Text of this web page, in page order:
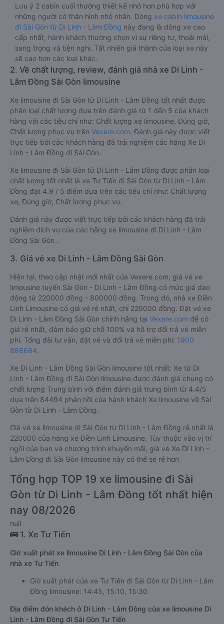
Lưu ý 2 cabin cuối thường thiết kế nhỏ hơn phù hợp với
những người có thân hình nhỏ nhắn. Dòng xe cabin limousine
đi Sài Gòn từ Di Linh - Lâm Đồng này đang là dòng xe cao
cấp nhất, hành khách thường chọn vì sự riêng tư, thoải mái,
sang trọng và tiện nghi. Tất nhiên giá thành của loại xe này
sẽ cao hơn các loại khác.
2. Về chất lượng, review, đánh giá nhà xe Di Linh -
Lâm Đồng Sài Gòn limousine
Xe limousine đi Sài Gòn từ Di Linh - Lâm Đồng tốt nhất được
phân loại chất lượng dựa trên đánh giá từ 1 đến 5 của khách
hàng với các tiêu chí như: Chất lượng xe limousine, Đúng giờ,
Chất lượng phục vụ trên Vexere.com. Đánh giá này được viết
trực tiếp bởi các khách hàng đã trải nghiệm các hãng Xe Di
Linh - Lâm Đồng đi Sài Gòn.
Xe limousine đi Sài Gòn từ Di Linh - Lâm Đồng được phân loại
chất lượng tốt nhất là xe Tư Tiến đi Sài Gòn từ Di Linh - Lâm
Đồng đạt 4.9 / 5 điểm dựa trên các tiêu chí như: Chất lượng
xe, Đúng giờ, Chất lượng phục vụ.
Đánh giá này được viết trực tiếp bởi các khách hàng đã trải
nghiệm dịch vụ của các hãng xe limousine đi Di Linh - Lâm
Đồng Sài Gòn .
3. Giá vé xe Di Linh - Lâm Đồng Sài Gòn
Hiện tại, theo cập nhật mới nhất của Vexere.com, giá vé xe
limousine tuyến Sài Gòn - Di Linh - Lâm Đồng có mức giá dao
động từ 220000 đồng - 800000 đồng. Trong đó, nhà xe Điền
Linh Limousine có giá vé rẻ nhất, chỉ 220000 đồng. Đặt vé xe
Di Linh - Lâm Đồng Sài Gòn chính hãng tại Vexere.com để có
giá rẻ nhất, đảm bảo giữ chỗ 100% và hỗ trợ đổi trả vé miễn
phí. Tổng đài tư vấn, đặt vé và đổi trả vé miễn phí: 1900
888684.
Xe Di Linh - Lâm Đồng Sài Gòn limousine tốt nhất: Xe từ Di
Linh - Lâm Đồng đi Sài Gòn limousine được đánh giá chung có
chất lượng Trung bình với điểm đánh giá trung bình từ 4.4/5
dựa trên 84494 phản hồi của hành khách Xe limousine về Sài
Gòn từ Di Linh - Lâm Đồng.
Giá vé xe limousine đi Sài Gòn từ Di Linh - Lâm Đồng rẻ nhất là
220000 của hãng xe Điền Linh Limousine. Tùy thuộc vào vị trí
ngồi của bạn và chương trình khuyến mãi, giá vé Xe Di Linh -
Lâm Đồng đi Sài Gòn limousine này có thể sẽ rẻ hơn
Tổng hợp TOP 19 xe limousine đi Sài
Gòn từ Di Linh - Lâm Đồng tốt nhất hiện
nay 08/2026
null
🚌 1. Xe Tư Tiến
Giờ xuất phát xe limousine Di Linh - Lâm Đồng Sài Gòn của
nhà xe Tư Tiến
Giờ xuất phát của xe Tư Tiến đi Sài Gòn từ Di Linh - Lâm
Đồng limousine: 14:45, 15:10, 15:30
Địa điểm đón khách ở Di Linh - Lâm Đồng của xe limousine Di
Linh - Lâm Đồng đi Sài Gòn Tư Tiến